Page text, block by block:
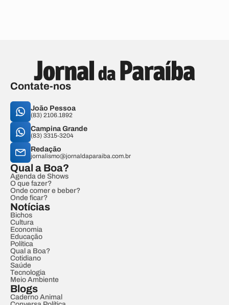
Contate-nos
João Pessoa
(83) 2106.1892
Campina Grande
(83) 3315-3204
Redação
jornalismo@jornaldaparaiba.com.br
Qual a Boa?
Agenda de Shows
O que fazer?
Onde comer e beber?
Onde ficar?
Notícias
Bichos
Cultura
Economia
Educação
Política
Qual a Boa?
Cotidiano
Saúde
Tecnologia
Meio Ambiente
Blogs
Caderno Animal